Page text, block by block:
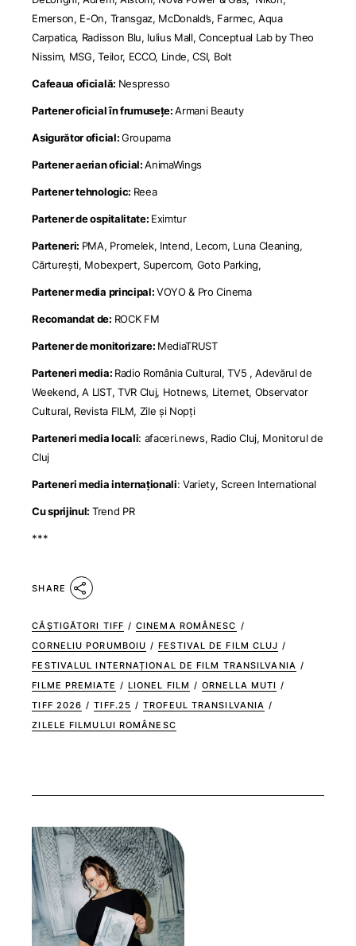
Emerson, E-On, Transgaz, McDonald’s, Farmec, Aqua
Carpatica, Radisson Blu, Iulius Mall, Conceptual Lab by Theo
Nissim, MSG, Teilor, ECCO, Linde, CSI, Bolt
Cafeaua oficială: Nespresso
Partener oficial în frumusețe:Armani Beauty
Asigurător oficial:Groupama
Partener aerian oficial:AnimaWings
Partener tehnologic: Reea
Partener de ospitalitate: Eximtur
Parteneri: PMA, Promelek, Intend, Lecom, Luna Cleaning,
Cărturești, Mobexpert, Supercom, Goto Parking,
Partener media principal:VOYO & Pro Cinema
Recomandat de: ROCK FM
Partener de monitorizare: MediaTRUST
Parteneri media: Radio România Cultural, TV5 , Adevărul de
Weekend, A LIST, TVR Cluj, Hotnews, Liternet, Observator
Cultural, Revista FILM, Zile și Nopți
Parteneri media locali: afaceri.news, Radio Cluj, Monitorul de
Cluj
Parteneri media internaționali: Variety, Screen International
Cu sprijinul: Trend PR
***
SHARE
CÂȘTIGĂTORI TIFF / CINEMA ROMÂNESC /
CORNELIU PORUMBOIU / FESTIVAL DE FILM CLUJ /
FESTIVALUL INTERNAȚIONAL DE FILM TRANSILVANIA /
FILME PREMIATE / LIONEL FILM / ORNELLA MUTI /
TIFF 2026 / TIFF.25 / TROFEUL TRANSILVANIA /
ZILELE FILMULUI ROMÂNESC